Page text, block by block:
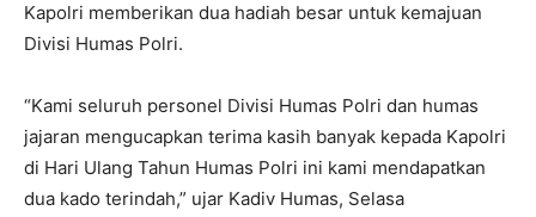
Kapolri memberikan dua hadiah besar untuk kemajuan
Divisi Humas Polri.
“Kami seluruh personel Divisi Humas Polri dan humas
jajaran mengucapkan terima kasih banyak kepada Kapolri
di Hari Ulang Tahun Humas Polri ini kami mendapatkan
dua kado terindah,” ujar Kadiv Humas, Selasa